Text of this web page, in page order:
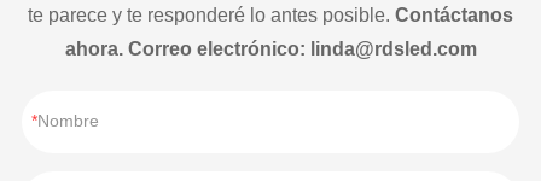
te parece y te responderé lo antes posible. Contáctanos
ahora. Correo electrónico: linda@rdsled.com
Nombre